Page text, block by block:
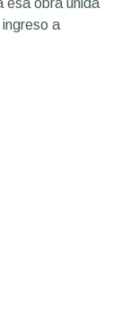
esa obra unida
a